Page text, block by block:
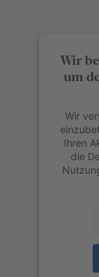
Wir
um
Wir
Ihren
die